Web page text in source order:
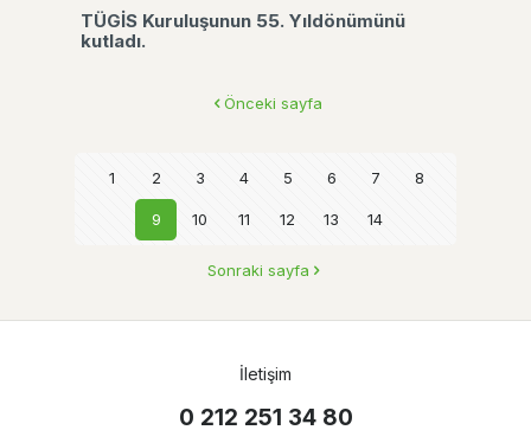
TÜGİS Kuruluşunun 55. Yıldönümünü
kutladı.
Önceki sayfa
1 2 3 4 5 6 7 8
9 10 11 12 13 14
Sonraki sayfa
İletişim
0 212 251 34 80